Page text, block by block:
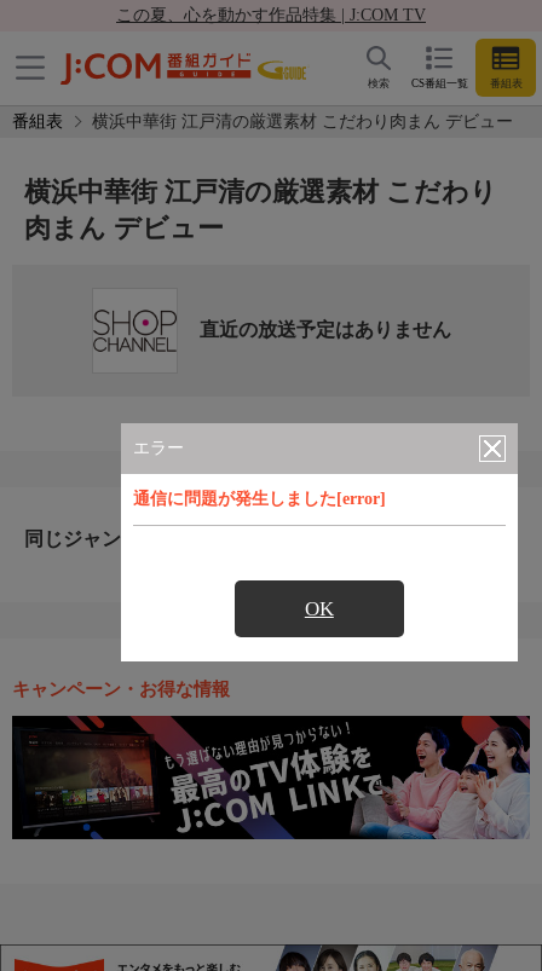
この夏、心を動かす作品特集 | J:COM TV
CS番組一覧 番組表
検索
番組表 横浜中華街 江戸清の厳選素材 こだわり肉まん デビュー
エラー
通信に問題が発生しました[error]
OK
横浜中華街 江戸清の厳選素材 こだわり
肉まん デビュー
直近の放送予定はありません
同じジャンルのおすすめ番組
キャンペーン・お得な情報